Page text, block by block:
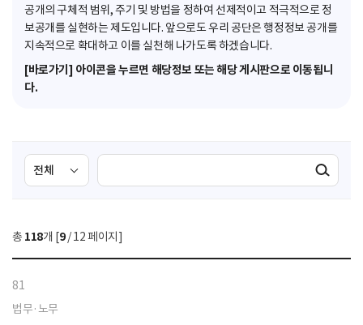
공개의 구체적 범위, 주기 및 방법을 정하여 선제적이고 적극적으로 정
보공개를 실현하는 제도입니다. 앞으로도 우리 공단은 행정정보 공개를
지속적으로 확대하고 이를 실천해 나가도록 하겠습니다.
[바로가기] 아이콘을 누르면 해당정보 또는 해당 게시판으로 이동됩니
다.
검
색
선
택
색
검색실행
총 118개 [9/ 12 페이지]
81
법무·노무